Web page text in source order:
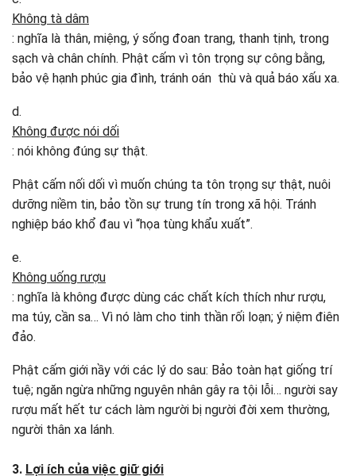
Không tà dâm
: nghĩa là thân, miệng, ý sống đoan trang, thanh tịnh, trong
sạch và chân chính. Phật cấm vì tôn trọng sự công bằng,
bảo vệ hạnh phúc gia đình, tránh oán thù và quả báo xấu xa.
d.
Không được nói dối
: nói không đúng sự thật.
Phật cấm nối dối vì muốn chúng ta tôn trọng sự thật, nuôi
dưỡng niềm tin, bảo tồn sự trung tín trong xã hội. Tránh
nghiệp báo khổ đau vì “họa tùng khẩu xuất”.
e.
Không uống rượu
: nghĩa là không được dùng các chất kích thích như rượu,
ma túy, cần sa… Vì nó làm cho tinh thần rối loạn; ý niệm điên
đảo.
Phật cấm giới nầy với các lý do sau: Bảo toàn hạt giống trí
tuệ; ngăn ngừa những nguyên nhân gây ra tội lỗi… người say
rượu mất hết tư cách làm người bị người đời xem thường,
người thân xa lánh.
3. Lợi ích của việc giữ giới